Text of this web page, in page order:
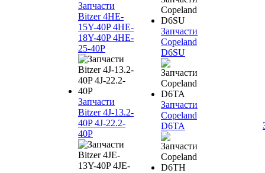
Запчасти
Bitzer 4HE-
15Y-40P 4HE-
18Y-40P 4HE-
25-40P
Запчасти
Bitzer 4J‐13.2-
40P 4J‐22.2-
40P
Запчасти
Copeland
D6SU
Запчасти
Copeland
D6TA